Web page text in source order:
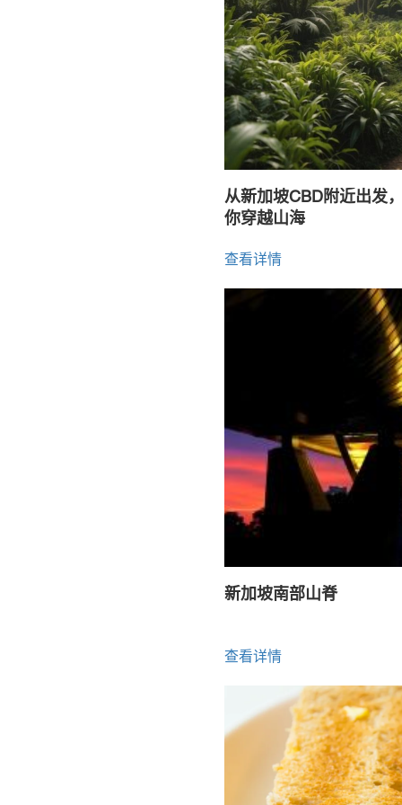
从新加坡CBD附近出发
你穿越山海
查看详情
新加坡南部山脊
查看详情